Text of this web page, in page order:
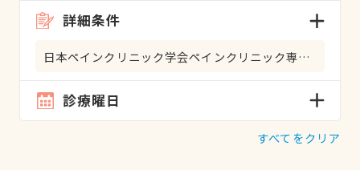
詳細条件
日本ペインクリニック学会ペインクリニック専門医
診療曜日
すべてをクリア